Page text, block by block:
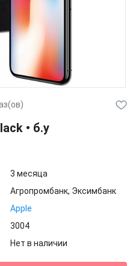
• б.у
3 месяца
Агропромбанк, Эксимбанк
Apple
3004
Нет в наличии